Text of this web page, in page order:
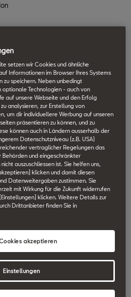
setzen wir Cookies und ähnliche
Informationen im Browser Ihres Systems
zu speichern. Neben unbedingt
optionale Technologien - auch von
auf unsere Webseite und den Erfolg
analysieren, zur Erstellung von
um dir individuellere Werbung auf unseren
präsentieren zu können, und zu
können auch in Ländern ausserhalb der
Datenschutzniveau (z.B. USA)
vertraglicher Regelungen das
Behörden und eingeschränkter
auszuschliessen ist. Sie helfen uns,
klicken und damit diesen
Datenweitergaben zustimmen. Sie
mit Wirkung für die Zukunft widerrufen
klicken. Weitere Details zur
Drittanbieter finden Sie in
akzeptieren
Einstellungen